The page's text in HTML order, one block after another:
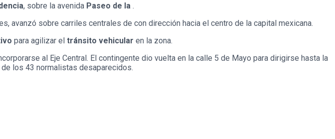
, sobre la avenida Paseo de la .
avanzó sobre carriles centrales de con dirección hacia el centro de la capital mexicana.
para agilizar el tránsito vehicular en la zona.
al Eje Central. El contingente dio vuelta en la calle 5 de Mayo para dirigirse hasta la
los 43 normalistas desaparecidos.